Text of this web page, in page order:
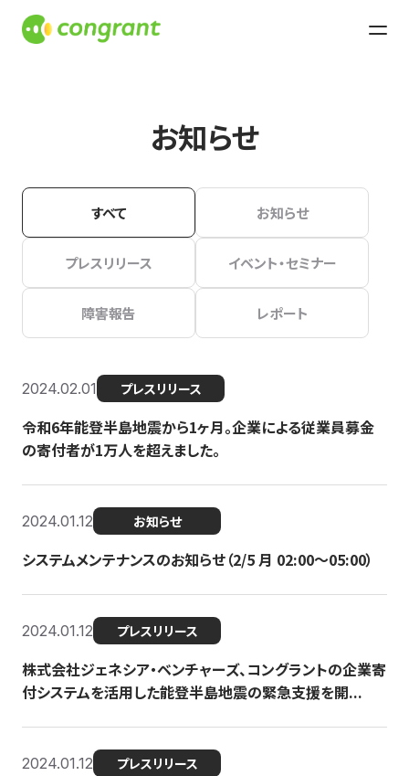
お知らせ
すべて お知らせ
プレスリリース イベント・セミナー
障害報告 レポート
2024.02.01 プレスリリース
令和6年能登半島地震から1ヶ月。企業による従業員募金
の寄付者が1万人を超えました。
2024.01.12 お知らせ
システムメンテナンスのお知らせ（2/5 月 02:00〜05:00）
2024.01.12 プレスリリース
株式会社ジェネシア・ベンチャーズ、コングラントの企業寄
付システムを活用した能登半島地震の緊急支援を開...
2024.01.12 プレスリリース